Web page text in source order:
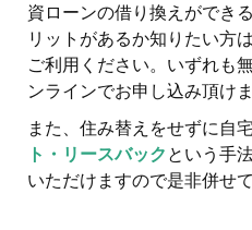
資ローンの借り換えができ
リットがあるか知りたい方
ご利用ください。いずれも
ンラインでお申し込み頂けま
また、住み替えをせずに自
ト・リースバック という手
いただけますので是非併せ